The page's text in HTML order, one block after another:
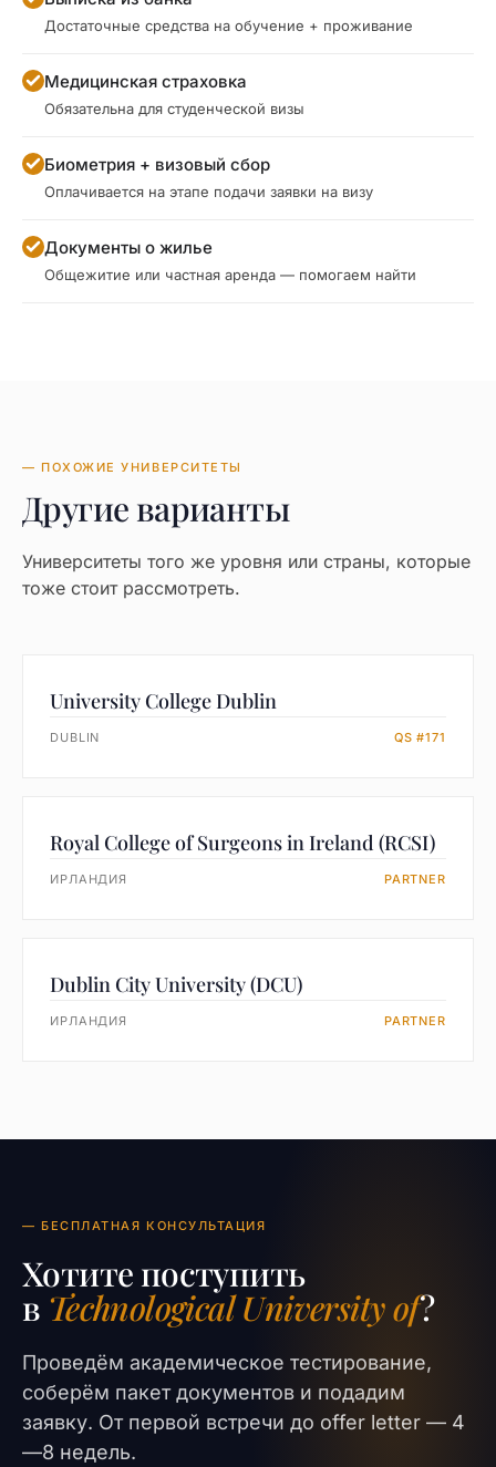
Достаточные средства на обучение + проживание
Медицинская страховка
Обязательна для студенческой визы
Биометрия + визовый сбор
Оплачивается на этапе подачи заявки на визу
Документы о жилье
Общежитие или частная аренда — помогаем найти
— ПОХОЖИЕ УНИВЕРСИТЕТЫ
Другие варианты
Университеты того же уровня или страны, которые
тоже стоит рассмотреть.
University College Dublin
DUBLIN QS #171
Royal College of Surgeons in Ireland (RCSI)
ИРЛАНДИЯ PARTNER
Dublin City University (DCU)
ИРЛАНДИЯ PARTNER
— БЕСПЛАТНАЯ КОНСУЛЬТАЦИЯ
Хотите поступить
в Technological University of?
Проведём академическое тестирование,
соберём пакет документов и подадим
заявку. От первой встречи до offer letter — 4
—8 недель.